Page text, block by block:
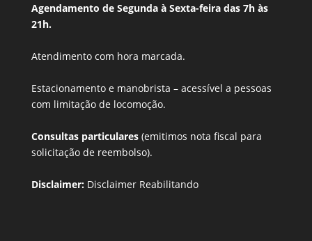
Agendamento de Segunda à Sexta-feira das 7h às
21h.
Atendimento com hora marcada.
Estacionamento e manobrista – acessível a pessoas
com limitação de locomoção.
Consultas particulares (emitimos nota fiscal para
solicitação de reembolso).
Disclaimer: Disclaimer Reabilitando